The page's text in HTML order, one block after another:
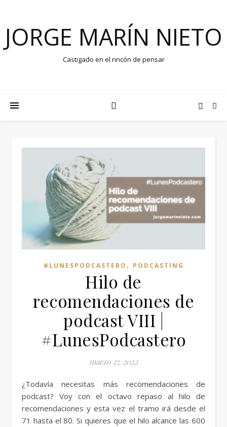
JORGE MARÍN NIETO
Castigado en el rincón de pensar
#LUNESPODCASTERO , PODCASTING
Hilo de
recomendaciones de
podcast VIII |
#LunesPodcastero
marzo 27, 2022
¿Todavía necesitas más recomendaciones de
podcast? Voy con el octavo repaso al hilo de
recomendaciones y esta vez el tramo irá desde el
71 hasta el 80. Si quieres que el hilo alcance las 600